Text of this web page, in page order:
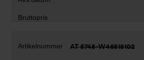
AT 5745-W46515102